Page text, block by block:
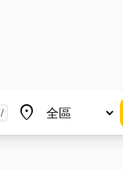
/ place
地區